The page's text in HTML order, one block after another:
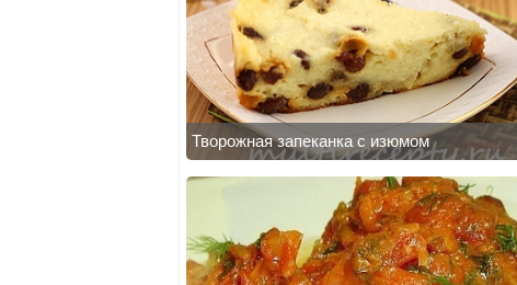
Творожная запеканка с изюмом